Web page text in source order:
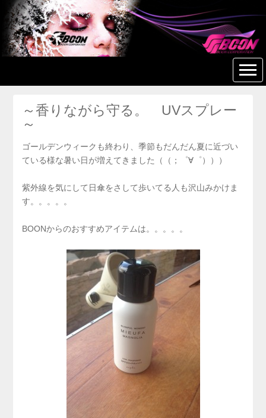
美容室 美容院 ヘアサロン
BOON 【つきみ野】
～香りながら守る。 UVスプレー
～
ゴールデンウィークも終わり、季節もだんだん夏に近づい
ている様な暑い日が増えてきました（（；゜∀゜）））
紫外線を気にして日傘をさして歩いてる人も沢山みかけま
す。。。。。
BOONからのおすすめアイテムは。。。。。